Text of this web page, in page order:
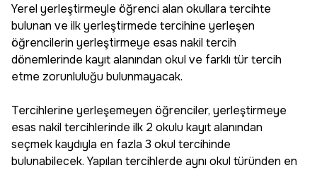
Yerel yerleştirmeyle öğrenci alan okullara tercihte
bulunan ve ilk yerleştirmede tercihine yerleşen
öğrencilerin yerleştirmeye esas nakil tercih
dönemlerinde kayıt alanından okul ve farklı tür tercih
etme zorunluluğu bulunmayacak.
Tercihlerine yerleşemeyen öğrenciler, yerleştirmeye
esas nakil tercihlerinde ilk 2 okulu kayıt alanından
seçmek kaydıyla en fazla 3 okul tercihinde
bulunabilecek. Yapılan tercihlerde aynı okul türünden en